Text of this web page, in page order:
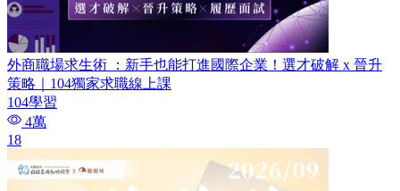
外商職場求生術 ：新手也能打進國際企業！選才破解 x 晉升
策略｜104獨家求職線上課
104學習
4萬
18